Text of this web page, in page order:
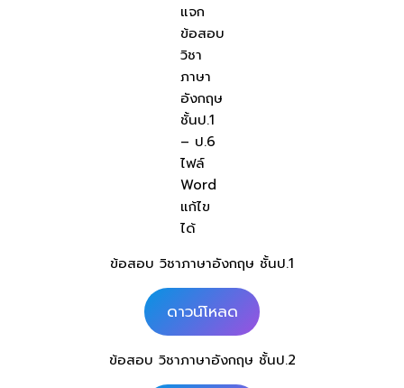
แจก
ข้อสอบ
วิชา
ภาษา
อังกฤษ
ชั้นป.1
– ป.6
ไฟล์
Word
แก้ไข
ได้
ข้อสอบ วิชาภาษาอังกฤษ ชั้นป.1
ดาวน์โหลด
ข้อสอบ วิชาภาษาอังกฤษ ชั้นป.2